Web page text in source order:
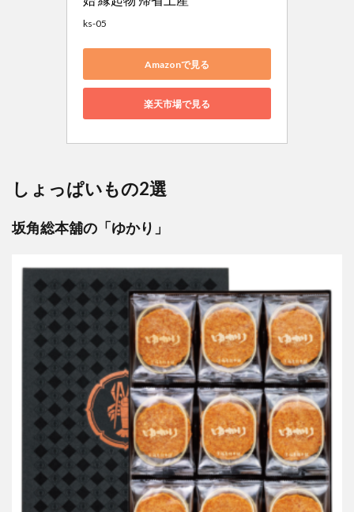
ks-05
Amazonで見る
楽天市場で見る
しょっぱいもの2選
坂角総本舖の「ゆかり」